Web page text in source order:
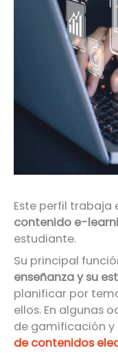
Este perfil trabaja
contenido e-
estudiante.
Su principal
enseñanza y su
planificar por
ellos. En algunas
de gamificación y
de contenidos